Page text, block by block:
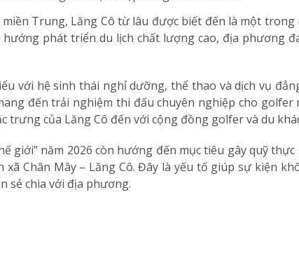
Trung, Lăng Cô từ lâu được biết đến là một
phát triển du lịch chất lượng cao, địa phương
với hệ sinh thái nghỉ dưỡng, thể thao và dịch vụ
đến trải nghiệm thi đấu chuyên nghiệp cho golfer
trưng của Lăng Cô đến với cộng đồng golfer và du
giới” năm 2026 còn hướng đến mục tiêu gây quỹ
Chân Mây – Lăng Cô. Đây là yếu tố giúp sự kiện
sẻ chia với địa phương.